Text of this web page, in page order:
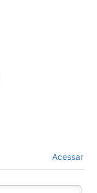
Acessar